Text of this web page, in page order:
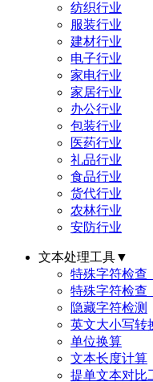
纺织行业
服装行业
建材行业
电子行业
家电行业
家居行业
办公行业
包装行业
医药行业
礼品行业
食品行业
货代行业
农林行业
安防行业
文本处理工具▼
特殊字符检查
特殊字符检查
隐藏字符检测
英文大小写转
单位换算
文本长度计算
提单文本对比